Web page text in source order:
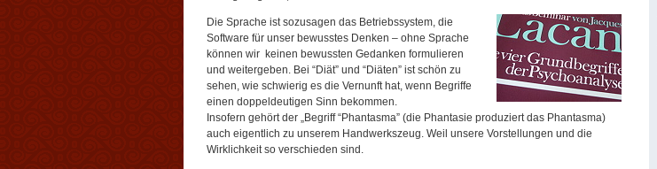
Die Sprache ist sozusagen das Betriebssystem, die
Software für unser bewusstes Denken – ohne Sprache
können wir keinen bewussten Gedanken formulieren
und weitergeben. Bei “Diät” und “Diäten” ist schön zu
sehen, wie schwierig es die Vernunft hat, wenn Begriffe
einen doppeldeutigen Sinn bekommen.
Insofern gehört der „Begriff “Phantasma” (die Phantasie produziert das Phantasma)
auch eigentlich zu unserem Handwerkszeug. Weil unsere Vorstellungen und die
Wirklichkeit so verschieden sind.